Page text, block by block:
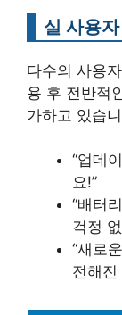
실 사용
다수의 사용
용 후 전반적
가하고 있습
“업데
요!”
“배터
걱정
“새로
전해진